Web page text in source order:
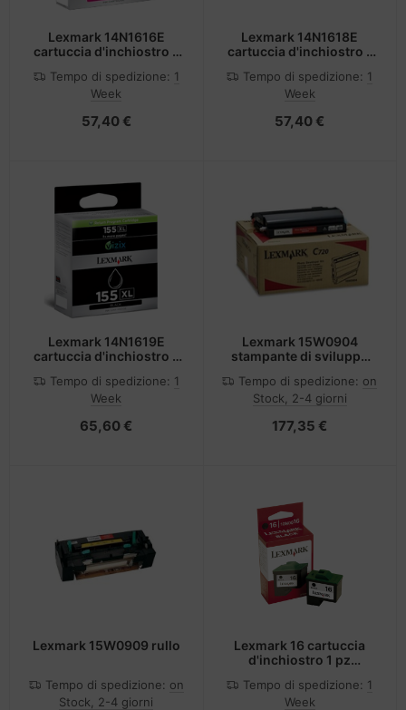
Lexmark 14N1616E
cartuccia d'inchiostro 1
(XL) Magenta
Tempo di spedizione: 1
Week
57,40 €
Lexmark 14N1618E
cartuccia d'inchiostro 1
(XL) Giallo
Tempo di spedizione: 1
Week
57,40 €
Lexmark 14N1619E
cartuccia d'inchiostro 1
Tempo di spedizione: 1
Week
65,60 €
Lexmark 15W0904
stampante di sviluppo
Tempo di spedizione: on
Stock, 2-4 giorni
177,35 €
Lexmark 15W0909 rullo
Tempo di spedizione: on
Stock, 2-4 giorni
Lexmark 16 cartuccia
d'inchiostro 1 pz
(XL) Nero
Tempo di spedizione: 1
Week